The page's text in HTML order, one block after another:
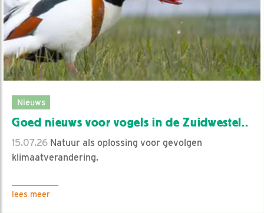
Nieuws
Goed nieuws voor vogels in de Zuidwestel..
15.07.26 Natuur als oplossing voor gevolgen
klimaatverandering.
lees meer